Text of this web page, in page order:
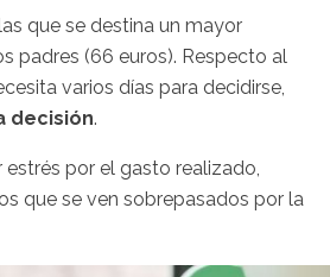
que se destina un mayor
padres (66 euros). Respecto al
varios días para decidirse,
decisión.
por el gasto realizado,
que se ven sobrepasados por la